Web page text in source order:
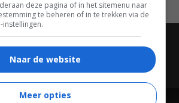
deze pagina of in het sitemenu naar
te beheren of in te trekken via de
instellingen.
Naar de website
Meer opties